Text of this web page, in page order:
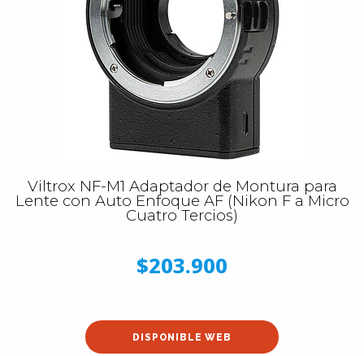
Viltrox NF-M1 Adaptador de Montura para
Lente con Auto Enfoque AF (Nikon F a Micro
Cuatro Tercios)
$203.900
DISPONIBLE WEB